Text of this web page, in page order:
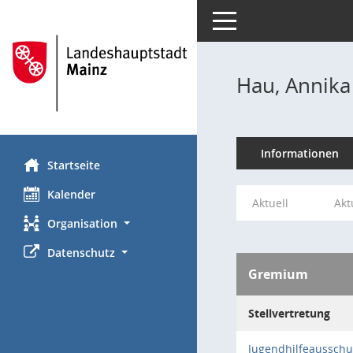
Startseite
Kalender
Organisation
Datenschutz
Toggle navigation
Hau, Annika
Informationen
Aktuell
Gremium
Stellvertretung